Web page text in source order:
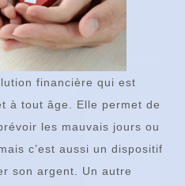
financière qui est
à tout âge. Elle permet de
les mauvais jours ou
c’est aussi un dispositif
son argent. Un autre